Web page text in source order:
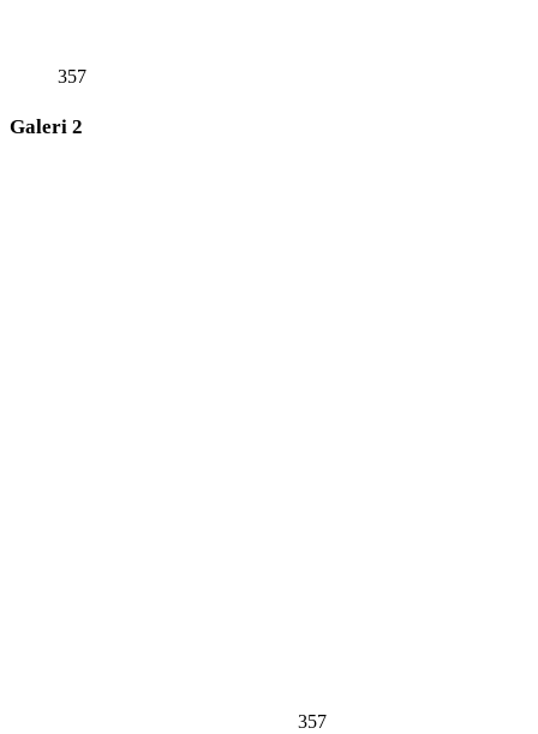
357
Galeri 2
357